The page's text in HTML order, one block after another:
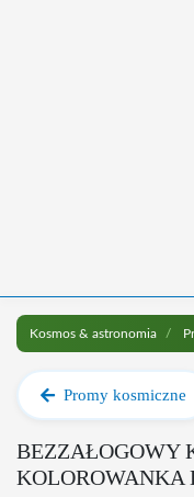
Kosmos & astronomia
Promy kosmiczne
BEZZAŁOGOWY
KOLOROWANKA